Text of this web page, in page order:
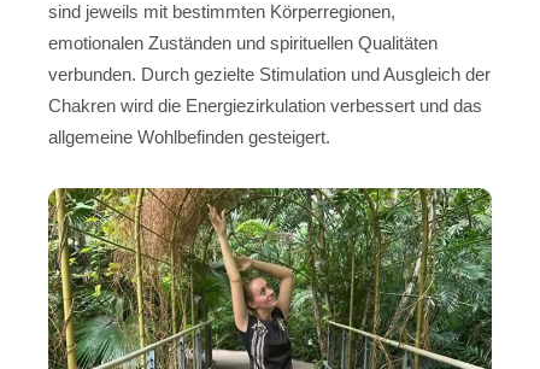
sind jeweils mit bestimmten Körperregionen,
emotionalen Zuständen und spirituellen Qualitäten
verbunden. Durch gezielte Stimulation und Ausgleich der
Chakren wird die Energiezirkulation verbessert und das
allgemeine Wohlbefinden gesteigert.